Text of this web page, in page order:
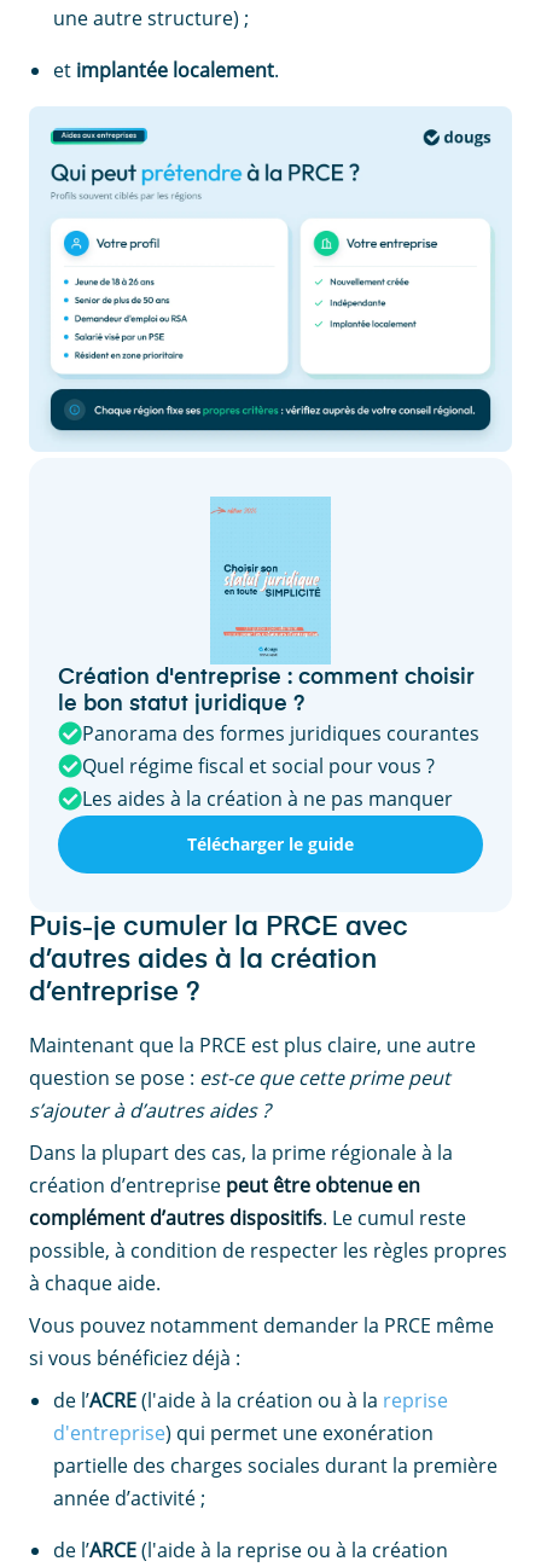
une autre structure) ;
et implantée localement.
Création d'entreprise : comment choisir
le bon statut juridique ?
Panorama des formes juridiques courantes
Quel régime fiscal et social pour vous ?
Les aides à la création à ne pas manquer
Télécharger le guide
Puis-je cumuler la PRCE avec
d’autres aides à la création
d’entreprise ?
Maintenant que la PRCE est plus claire, une autre
question se pose : est-ce que cette prime peut
s’ajouter à d’autres aides ?
Dans la plupart des cas, la prime régionale à la
création d’entreprise peut être obtenue en
complément d’autres dispositifs. Le cumul reste
possible, à condition de respecter les règles propres
à chaque aide.
Vous pouvez notamment demander la PRCE même
si vous bénéficiez déjà :
de l’ACRE(l'aide à la création ou à la reprise
d'entreprise) qui permet une exonération
partielle des charges sociales durant la première
année d’activité ;
de l’ARCE(l'aide à la reprise ou à la création